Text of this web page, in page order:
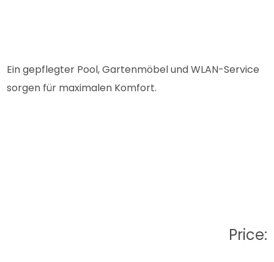
Ein gepflegter Pool, Gartenmöbel und WLAN-Service
sorgen für maximalen Komfort.
Price: